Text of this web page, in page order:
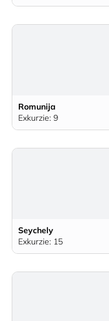
Romunija
Exkurzie: 9
Seychely
Exkurzie: 15